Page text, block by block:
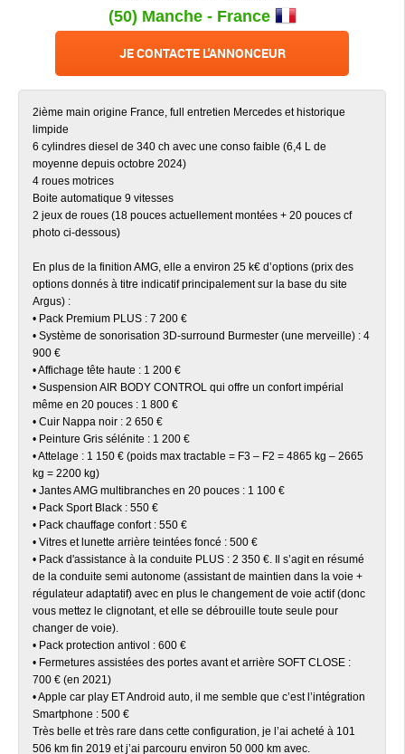
(50) Manche - France
JE CONTACTE L'ANNONCEUR
2ième main origine France, full entretien Mercedes et historique
limpide
6 cylindres diesel de 340 ch avec une conso faible (6,4 L de
moyenne depuis octobre 2024)
4 roues motrices
Boite automatique 9 vitesses
2 jeux de roues (18 pouces actuellement montées + 20 pouces cf
photo ci-dessous)
En plus de la finition AMG, elle a environ 25 k€ d’options (prix des
options donnés à titre indicatif principalement sur la base du site
Argus) :
• Pack Premium PLUS : 7 200 €
• Système de sonorisation 3D-surround Burmester (une merveille) : 4
900 €
• Affichage tête haute : 1 200 €
• Suspension AIR BODY CONTROL qui offre un confort impérial
même en 20 pouces : 1 800 €
• Cuir Nappa noir : 2 650 €
• Peinture Gris sélénite : 1 200 €
• Attelage : 1 150 € (poids max tractable = F3 – F2 = 4865 kg – 2665
kg = 2200 kg)
• Jantes AMG multibranches en 20 pouces : 1 100 €
• Pack Sport Black : 550 €
• Pack chauffage confort : 550 €
• Vitres et lunette arrière teintées foncé : 500 €
• Pack d'assistance à la conduite PLUS : 2 350 €. Il s’agit en résumé
de la conduite semi autonome (assistant de maintien dans la voie +
régulateur adaptatif) avec en plus le changement de voie actif (donc
vous mettez le clignotant, et elle se débrouille toute seule pour
changer de voie).
• Pack protection antivol : 600 €
• Fermetures assistées des portes avant et arrière SOFT CLOSE :
700 € (en 2021)
• Apple car play ET Android auto, il me semble que c’est l’intégration
Smartphone : 500 €
Très belle et très rare dans cette configuration, je l’ai acheté à 101
506 km fin 2019 et j’ai parcouru environ 50 000 km avec.